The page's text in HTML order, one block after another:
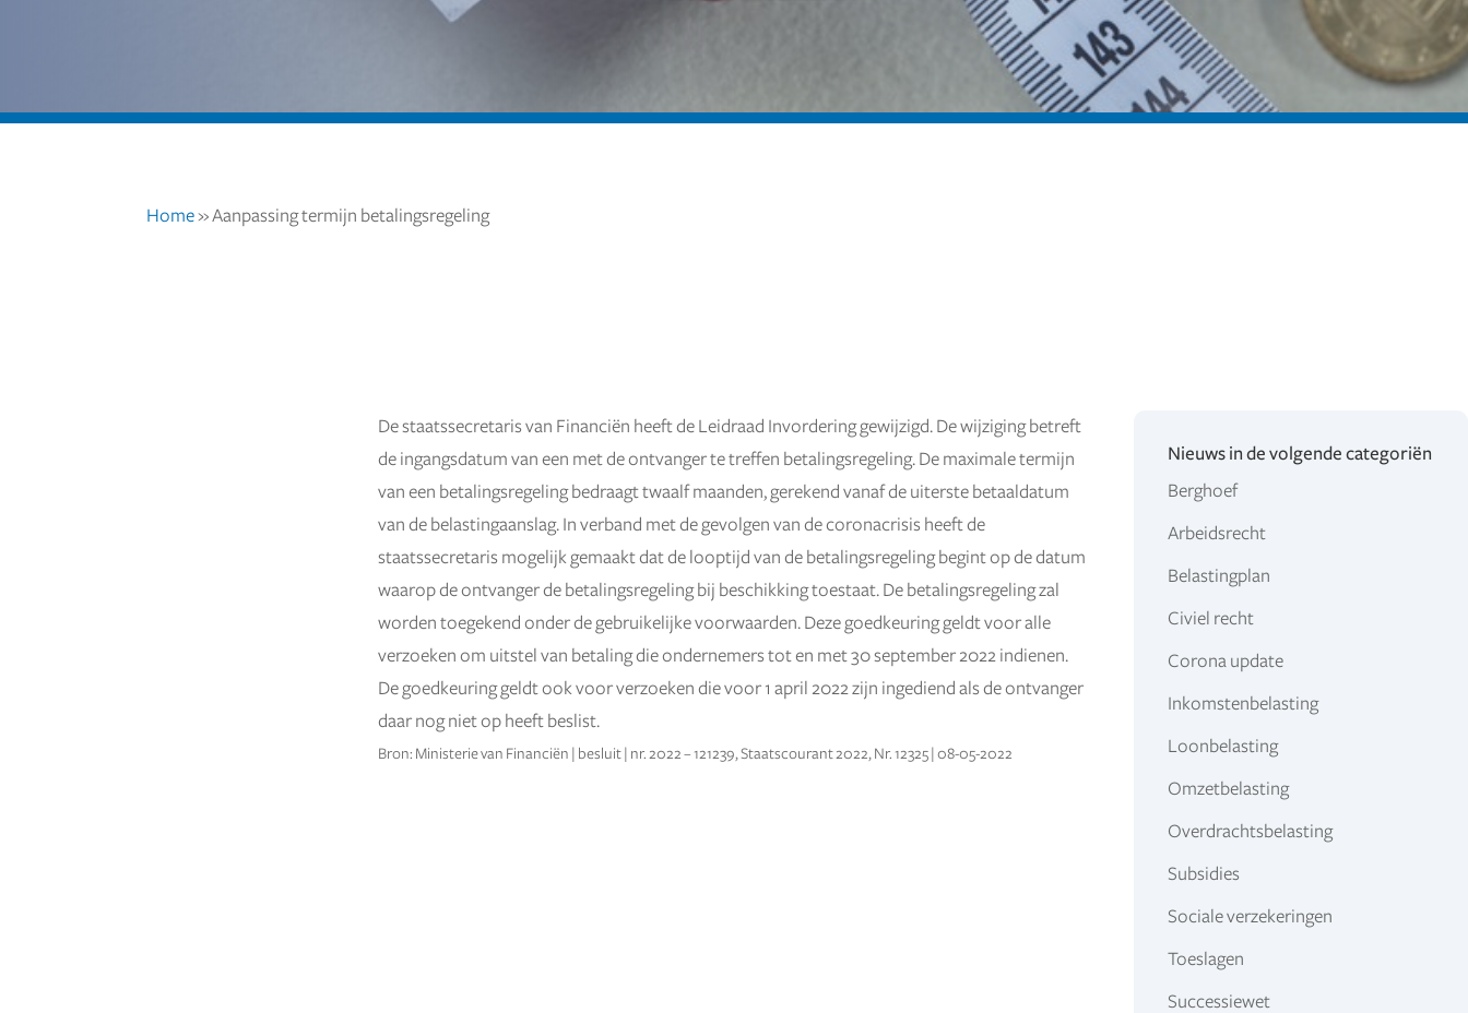
Home»Aanpassing termijn betalingsregeling
De staatssecretaris van Financiën heeft de Leidraad Invordering gewijzigd. De wijziging betreft
de ingangsdatum van een met de ontvanger te treffen betalingsregeling. De maximale termijn
van een betalingsregeling bedraagt twaalf maanden, gerekend vanaf de uiterste betaaldatum
van de belastingaanslag. In verband met de gevolgen van de coronacrisis heeft de
staatssecretaris mogelijk gemaakt dat de looptijd van de betalingsregeling begint op de datum
waarop de ontvanger de betalingsregeling bij beschikking toestaat. De betalingsregeling zal
worden toegekend onder de gebruikelijke voorwaarden. Deze goedkeuring geldt voor alle
verzoeken om uitstel van betaling die ondernemers tot en met 30 september 2022 indienen.
De goedkeuring geldt ook voor verzoeken die voor 1 april 2022 zijn ingediend als de ontvanger
daar nog niet op heeft beslist.
Bron: Ministerie van Financiën | besluit | nr. 2022 – 121239, Staatscourant 2022, Nr. 12325 | 08-05-2022
Nieuws in de volgende categoriën
Berghoef
Arbeidsrecht
Belastingplan
Civiel recht
Corona update
Inkomstenbelasting
Loonbelasting
Omzetbelasting
Overdrachtsbelasting
Subsidies
Sociale verzekeringen
Toeslagen
Successiewet